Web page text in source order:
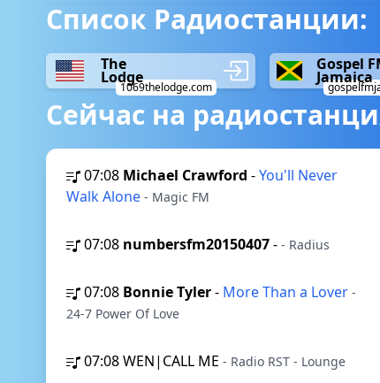
Список Радиостанции:
The
Lodge
1069thelodge.com
Gospel
Jamaica
Сейчас на
07:08 Michael Crawford -You'll Never
Walk Alone - Magic FM
07:08 numbersfm20150407- - Radius
07:08 Bonnie Tyler- More Than a Lover -
24-7 Power Of Love
07:08WEN|CALL ME - Radio RST - Lounge